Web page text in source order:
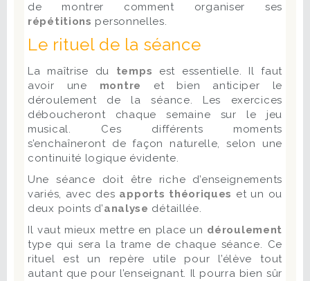
de montrer comment organiser ses
répétitions personnelles.
Le rituel de la séance
La maîtrise du temps est essentielle. Il faut
avoir une montre
et bien anticiper le
déroulement de la séance. Les exercices
déboucheront chaque semaine sur le jeu
musical. Ces différents moments
s’enchaîneront de façon naturelle, selon une
continuité logique évidente.
Une séance doit être riche d’enseignements
variés, avec des apports théoriques et un ou
deux points d’analyse détaillée.
Il vaut mieux mettre en place un déroulement
type qui sera la trame de chaque séance. Ce
rituel est un repère utile pour l’élève tout
autant que pour l’enseignant. Il pourra bien sûr